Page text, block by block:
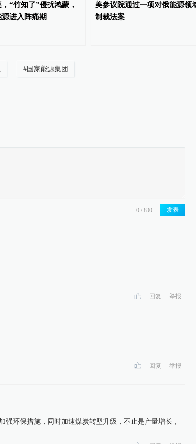
“竹知了”侵扰鸿蒙，
源进入阵痛期
美参议院通过一项对俄能源领
制裁法案
# 国家能源集团
发表
回复 举报
回复 举报
强环保措施，同时加速煤炭转型升级，不止是产量增长，